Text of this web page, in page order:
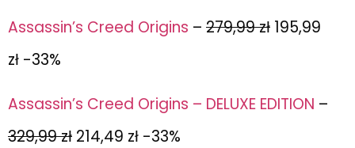
Assassin’s Creed Origins – 279,99 zł 195,99
zł -33%
Assassin’s Creed Origins – DELUXE EDITION –
329,99 zł 214,49 zł -33%